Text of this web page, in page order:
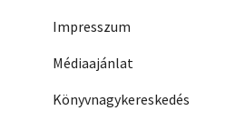
Impresszum
Médiaajánlat
Könyvnagykereskedés